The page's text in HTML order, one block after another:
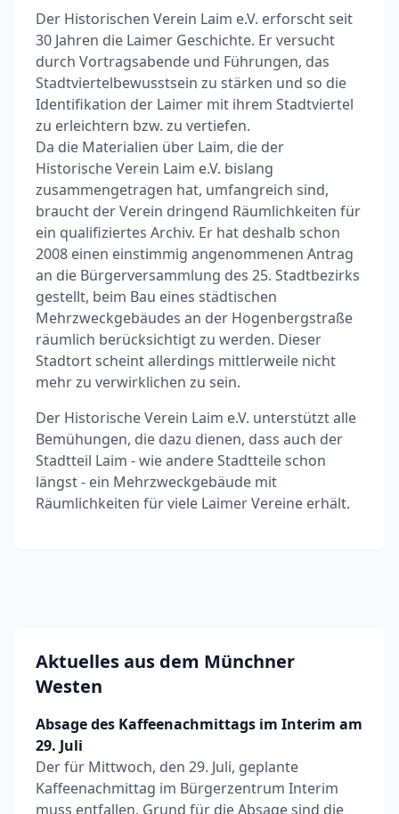
Der Historischen Verein Laim e.V. erforscht seit
30 Jahren die Laimer Geschichte. Er versucht
durch Vortragsabende und Führungen, das
Stadtviertelbewusstsein zu stärken und so die
Identifikation der Laimer mit ihrem Stadtviertel
zu erleichtern bzw. zu vertiefen.
Da die Materialien über Laim, die der
Historische Verein Laim e.V. bislang
zusammengetragen hat, umfangreich sind,
braucht der Verein dringend Räumlichkeiten für
ein qualifiziertes Archiv. Er hat deshalb schon
2008 einen einstimmig angenommenen Antrag
an die Bürgerversammlung des 25. Stadtbezirks
gestellt, beim Bau eines städtischen
Mehrzweckgebäudes an der Hogenbergstraße
räumlich berücksichtigt zu werden. Dieser
Stadtort scheint allerdings mittlerweile nicht
mehr zu verwirklichen zu sein.
Der Historische Verein Laim e.V. unterstützt alle
Bemühungen, die dazu dienen, dass auch der
Stadtteil Laim - wie andere Stadtteile schon
längst - ein Mehrzweckgebäude mit
Räumlichkeiten für viele Laimer Vereine erhält.
Aktuelles aus dem Münchner
Westen
Absage des Kaffeenachmittags im Interim am
29. Juli
Der für Mittwoch, den 29. Juli, geplante
Kaffeenachmittag im Bürgerzentrum Interim
muss entfallen. Grund für die Absage sind die